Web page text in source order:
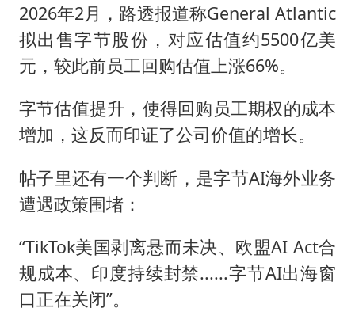
2026年2月，路透报道称General Atlantic
拟出售字节股份，对应估值约5500亿美
元，较此前员工回购估值上涨66%。
字节估值提升，使得回购员工期权的成本
增加，这反而印证了公司价值的增长。
帖子里还有一个判断，是字节AI海外业务
遭遇政策围堵：
“TikTok美国剥离悬而未决、欧盟AI Act合
规成本、印度持续封禁......字节AI出海窗
口正在关闭”。